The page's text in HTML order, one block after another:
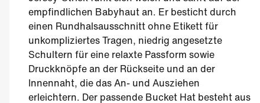
empfindlichen Babyhaut an. Er besticht durch
einen Rundhalsausschnitt ohne Etikett für
unkompliziertes Tragen, niedrig angesetzte
Schultern für eine relaxte Passform sowie
Druckknöpfe an der Rückseite und an der
Innennaht, die das An- und Ausziehen
erleichtern. Der passende Bucket Hat besteht aus